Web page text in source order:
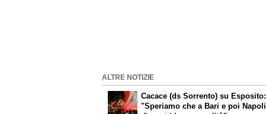
ALTRE NOTIZIE
Cacace (ds Sorrento) su Esposito:
"Speriamo che a Bari e poi Napoli